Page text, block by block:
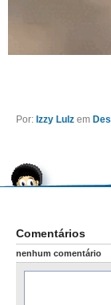
Por: Izzy Lulz em
Comentários
nenhum comentário